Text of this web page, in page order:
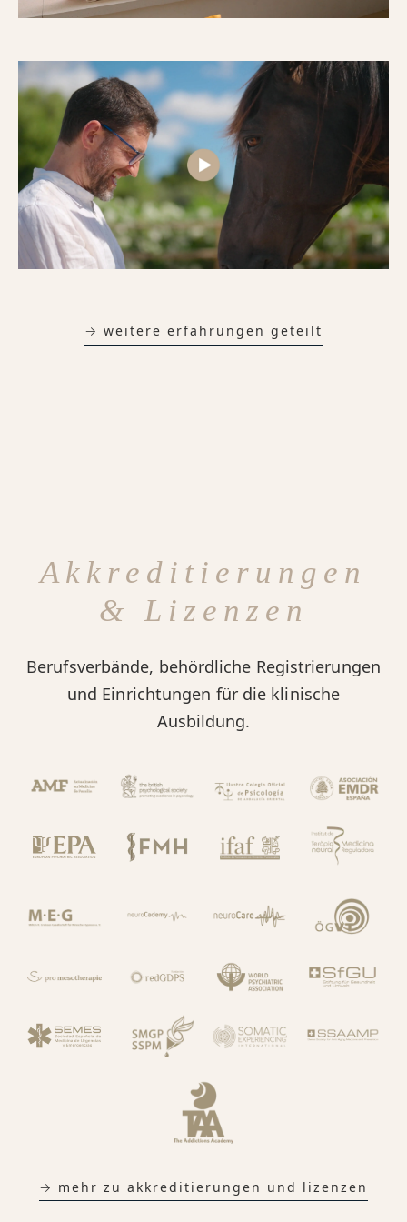
→ weitere erfahrungen geteilt
Akkreditierungen
& Lizenzen
Berufsverbände, behördliche Registrierungen
und Einrichtungen für die klinische
Ausbildung.
→ mehr zu akkreditierungen und lizenzen